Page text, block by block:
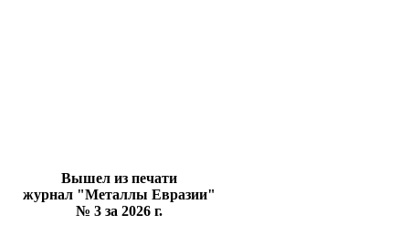
Вышел из печати
журнал "Металлы Евразии"
№ 3 за 2026 г.